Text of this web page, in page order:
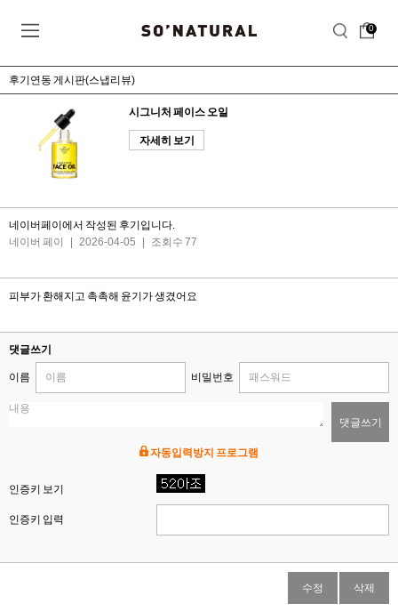
0
후기연동 게시판(스냅리뷰)
시그니처 페이스 오일
자세히 보기
네이버페이에서 작성된 후기입니다.
네이버 페이
2026-04-05 조회수 77
피부가 환해지고 촉촉해 윤기가 생겼어요
댓글쓰기
이름 비밀번호
댓글쓰기
자동입력방지 프로그램
인증키 보기
인증키 입력
수정 삭제